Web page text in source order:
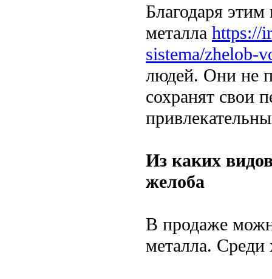
Благодаря
металла https://
sistema/zhelob-
людей. Они не
сохранят свои
Из каких
желоба
В продаже
металла. Среди